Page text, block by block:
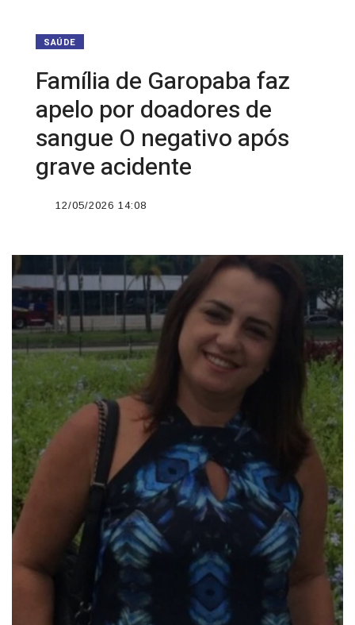
SAÚDE
Família de Garopaba faz
apelo por doadores de
sangue O negativo após
grave acidente
12/05/2026 14:08